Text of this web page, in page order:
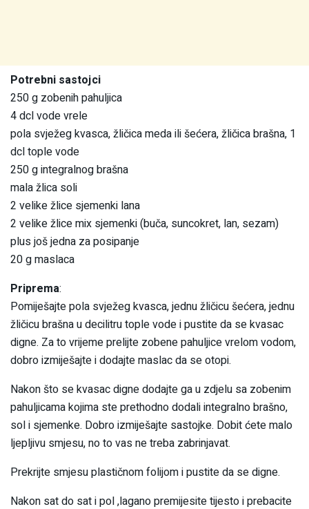
Potrebni sastojci
250 g zobenih pahuljica
4 dcl vode vrele
pola svježeg kvasca, žličica meda ili šećera, žličica brašna, 1
dcl tople vode
250 g integralnog brašna
mala žlica soli
2 velike žlice sjemenki lana
2 velike žlice mix sjemenki (buča, suncokret, lan, sezam)
plus još jedna za posipanje
20 g maslaca
Priprema:
Pomiješajte pola svježeg kvasca, jednu žličicu šećera, jednu
žličicu brašna u decilitru tople vode i pustite da se kvasac
digne. Za to vrijeme prelijte zobene pahuljice vrelom vodom,
dobro izmiješajte i dodajte maslac da se otopi.
Nakon što se kvasac digne dodajte ga u zdjelu sa zobenim
pahuljicama kojima ste prethodno dodali integralno brašno,
sol i sjemenke. Dobro izmiješajte sastojke. Dobit ćete malo
ljepljivu smjesu, no to vas ne treba zabrinjavat.
Prekrijte smjesu plastičnom folijom i pustite da se digne.
Nakon sat do sat i pol ,lagano premijesite tijesto i prebacite